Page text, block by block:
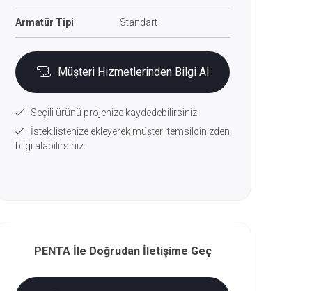
Armatür Tipi Standart
Müşteri Hizmetlerinden Bilgi Al
Seçili ürünü projenize kaydedebilirsiniz.
İstek listenize ekleyerek müşteri temsilcinizden
bilgi alabilirsiniz.
PENTA İle Doğrudan İletişime Geç